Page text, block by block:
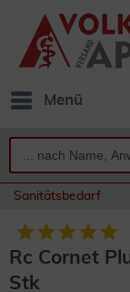
Menü
Sanitätsbedarf
Rc Cornet
Stk